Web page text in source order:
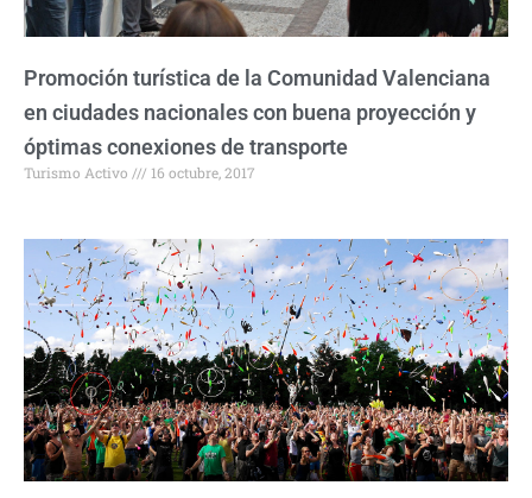
Promoción turística de la Comunidad Valenciana
en ciudades nacionales con buena proyección y
óptimas conexiones de transporte
Turismo Activo 16 octubre, 2017